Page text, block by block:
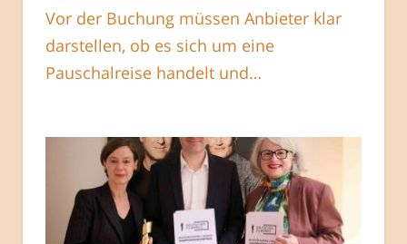
Vor der Buchung müssen Anbieter klar
darstellen, ob es sich um eine
Pauschalreise handelt und…